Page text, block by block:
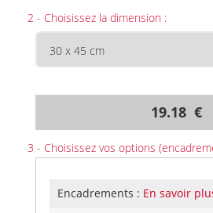
2 - Choisissez la dimension :
19.18 €
3 - Choisissez vos options
Encadrements : En savoir